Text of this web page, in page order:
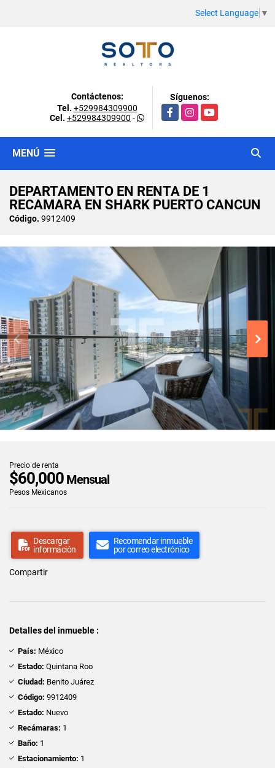
Select Language ▼
Contáctenos:
Tel. +529984309900
Cel. +529984309900 -
Síguenos:
FacebookInstagramYouTube
MENÚ
DEPARTAMENTO EN RENTA DE 1
RECAMARA EN SHARK PUERTO CANCUN
Código. 9912409
Precio de renta
$60,000 Mensual
Pesos Mexicanos
Descargar
información
Recomendar inmueble
por correo electrónico
Compartir
Detalles del inmueble :
País: México
Estado: Quintana Roo
Ciudad: Benito Juárez
Código: 9912409
Estado: Nuevo
Recámaras: 1
Baño: 1
Estacionamiento: 1